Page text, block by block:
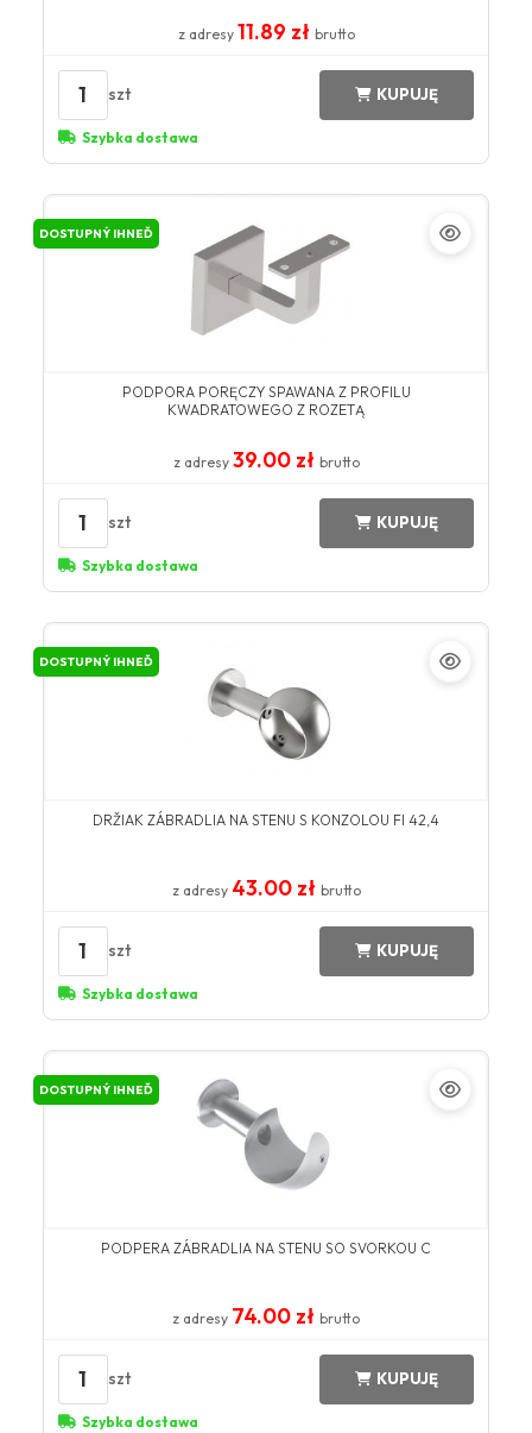
z adresy 11.89 zł brutto
1 szt KUPUJĘ
Szybka dostawa
DOSTUPNÝ IHNEĎ
PODPORA PORĘCZY SPAWANA Z PROFILU
KWADRATOWEGO Z ROZETĄ
z adresy 39.00 zł brutto
1 szt KUPUJĘ
Szybka dostawa
DOSTUPNÝ IHNEĎ
DRŽIAK ZÁBRADLIA NA STENU S KONZOLOU FI 42,4
z adresy 43.00 zł brutto
1 szt KUPUJĘ
Szybka dostawa
DOSTUPNÝ IHNEĎ
PODPERA ZÁBRADLIA NA STENU SO SVORKOU C
z adresy 74.00 zł brutto
1 szt KUPUJĘ
Szybka dostawa